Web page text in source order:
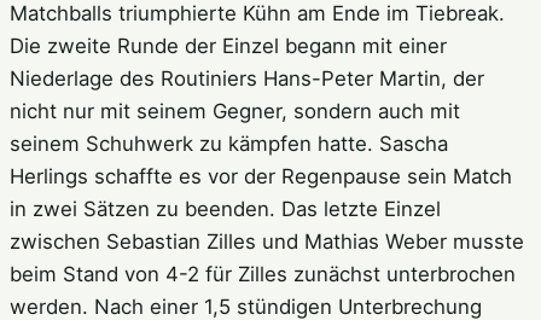
Matchballs triumphierte Kühn am Ende im Tiebreak.
Die zweite Runde der Einzel begann mit einer
Niederlage des Routiniers Hans-Peter Martin, der
nicht nur mit seinem Gegner, sondern auch mit
seinem Schuhwerk zu kämpfen hatte. Sascha
Herlings schaffte es vor der Regenpause sein Match
in zwei Sätzen zu beenden. Das letzte Einzel
zwischen Sebastian Zilles und Mathias Weber musste
beim Stand von 4-2 für Zilles zunächst unterbrochen
werden. Nach einer 1,5 stündigen Unterbrechung